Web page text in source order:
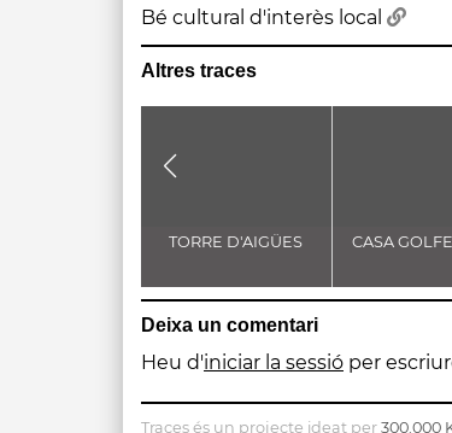
Bé cultural d'interès local
Altres traces
TORRE D'AIGÜES CASA
Deixa un comentari
Heu d'iniciar la sessió per
Traces és un projecte ideat per 300.000